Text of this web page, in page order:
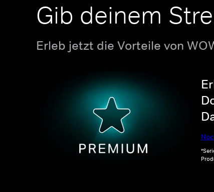
Gib deinem
Erleb jetzt die Vorteile von